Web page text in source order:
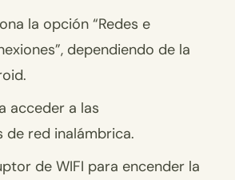
la opción “Redes e
dependiendo de la
acceder a las
de red inalámbrica.
de WIFI para encender la